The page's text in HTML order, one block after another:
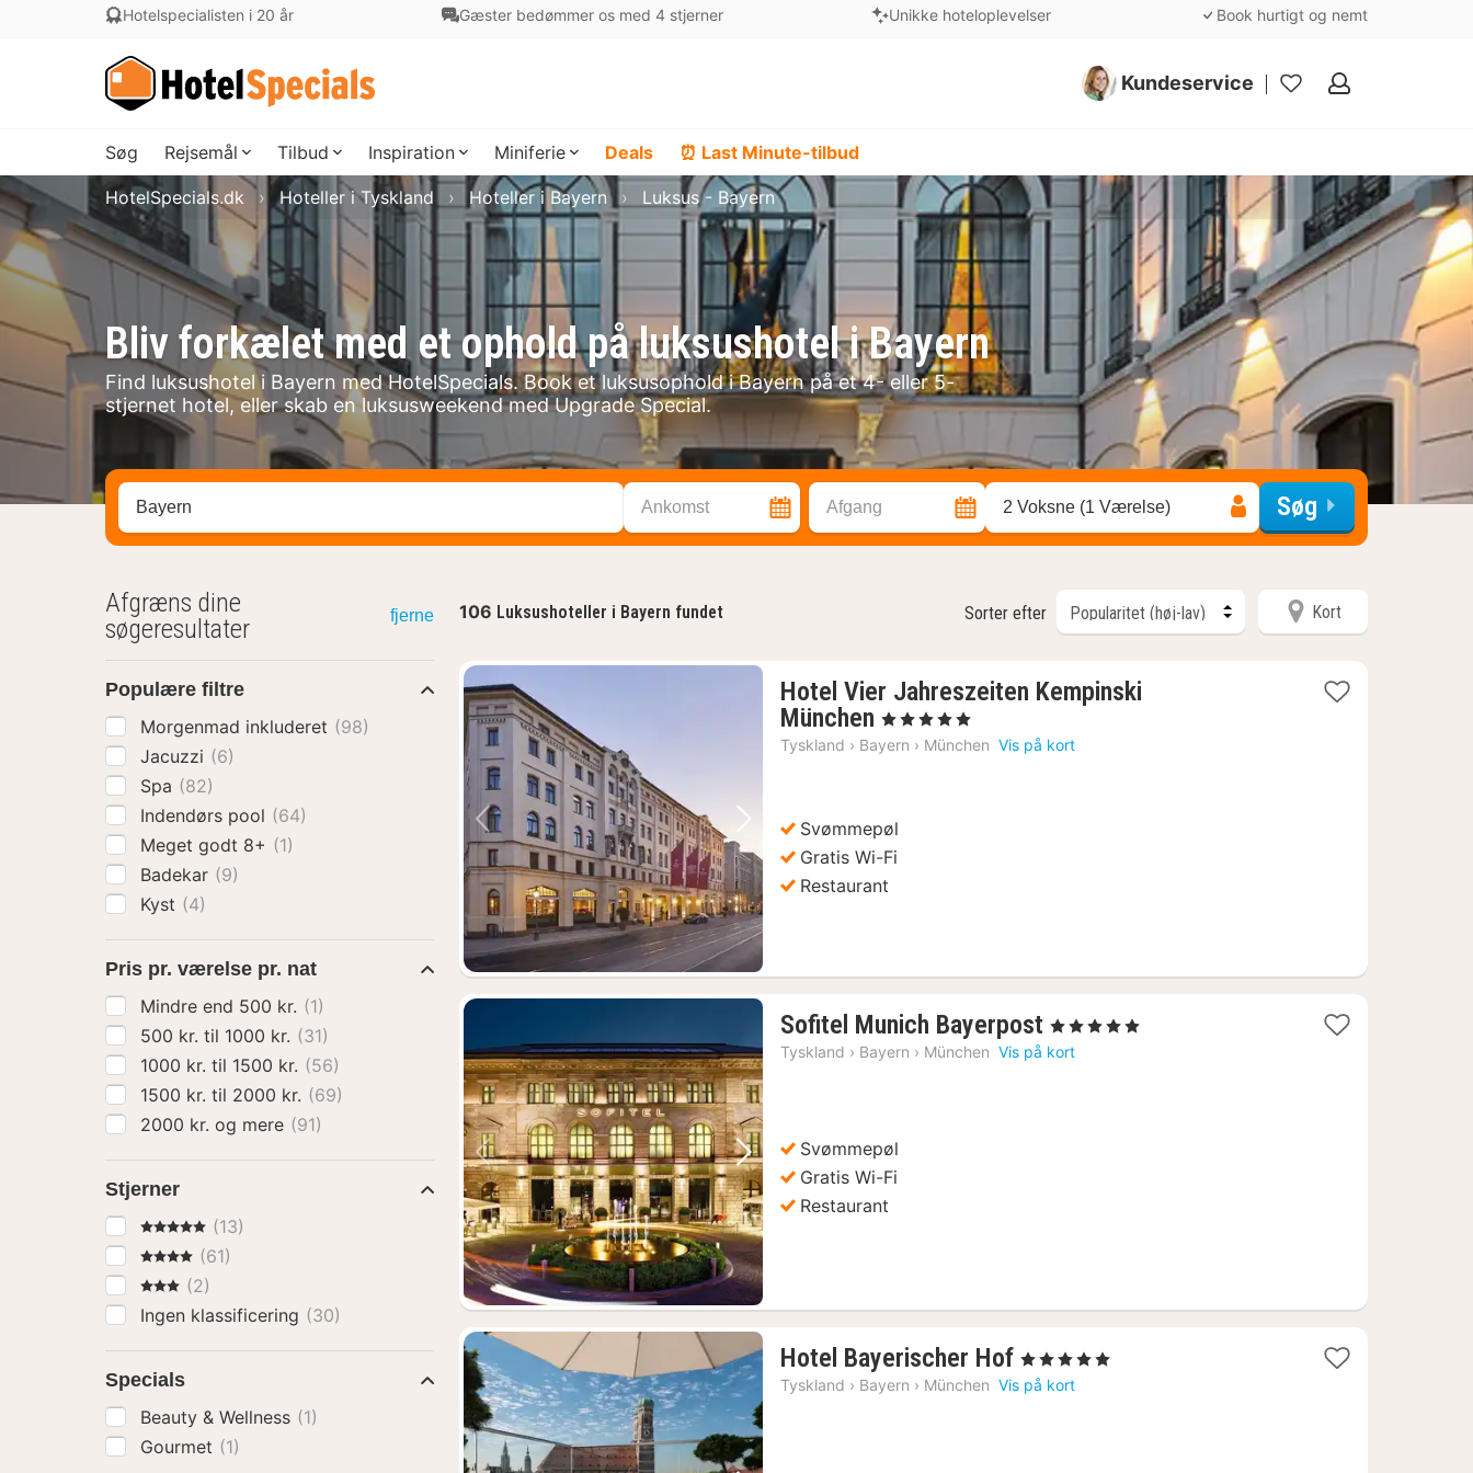
Hotelspecialisten i 20 år Gæster bedømmer os med 4 stjerner Unikke hoteloplevelser Book hurtigt og nemt
Kundeservice
Mine
Søg Rejsemål Tilbud Inspiration Miniferie Deals ⏰ Last Minute-tilbud
Bliv forkælet med et ophold på luksushotel i Bayern
Find luksushotel i Bayern med HotelSpecials. Book et luksusophold i Bayern på et 4- eller 5-
stjernet hotel, eller skab en luksusweekend med Upgrade Special.
HotelSpecials.dk Hoteller i Tyskland Hoteller i Bayern Luksus - Bayern
Søg efter destination ... Ankomst Afgang 2 Voksne (1 Værelse) Søg
106 Luksushoteller i Bayern fundet Sorter efter Kort
Forrige billede Næste billede
Hotel Vier Jahreszeiten Kempinski
München 1
nat
kr.
, 5 Stjerner
Tyskland › Bayern › München Vis på kort
Svømmepøl
Gratis Wi-Fi
Restaurant
Forrige billede Næste billede
Sofitel Munich Bayerpost 1
nat
, 5 Stjerner
Tyskland › Bayern › München Vis på kort
Svømmepøl
Gratis Wi-Fi
Restaurant
Hotel Bayerischer Hof 1
nat
, 5 Stjerner
Tyskland › Bayern › München Vis på kort
Afgræns dine
søgeresultater
fjerne
Populære filtre
Morgenmad inkluderet (98)
Jacuzzi (6)
Spa (82)
Indendørs pool (64)
Meget godt 8+ (1)
Badekar (9)
Kyst (4)
Pris pr. værelse pr. nat
Mindre end 500 kr. (1)
500 kr. til 1000 kr. (31)
1000 kr. til 1500 kr. (56)
1500 kr. til 2000 kr. (69)
2000 kr. og mere (91)
Stjerner
5 Stjerner(13)
4 Stjerner
(61)
3 Stjerner
(2)
Ingen klassificering (30)
Specials
Beauty & Wellness (1)
Gourmet (1)